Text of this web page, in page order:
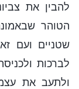
להבין את
הטוהר
שטניים ועם
לברכות
ולתעב את